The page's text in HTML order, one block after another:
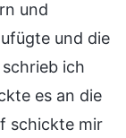
und
und die
ich
es an die
schickte mir